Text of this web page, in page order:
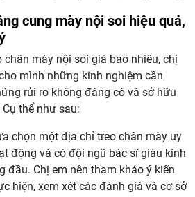
cung mày nội soi hiệu quả,
chân mày nội soi giá bao nhiêu, chị
mình những kinh nghiệm cần
rủi ro không đáng có và sở hữu
thể như sau:
chọn một địa chỉ treo chân mày uy
động và có đội ngũ bác sĩ giàu kinh
đầu. Chị em nên tham khảo ý kiến
hiện, xem xét các đánh giá và cơ sở